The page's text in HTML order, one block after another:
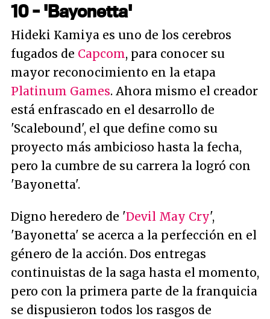
10 - 'Bayonetta'
Hideki Kamiya es uno de los cerebros
fugados de Capcom, para conocer su
mayor reconocimiento en la etapa
Platinum Games. Ahora mismo el creador
está enfrascado en el desarrollo de
'Scalebound', el que define como su
proyecto más ambicioso hasta la fecha,
pero la cumbre de su carrera la logró con
'Bayonetta'.
Digno heredero de 'Devil May Cry',
'Bayonetta' se acerca a la perfección en el
género de la acción. Dos entregas
continuistas de la saga hasta el momento,
pero con la primera parte de la franquicia
se dispusieron todos los rasgos de